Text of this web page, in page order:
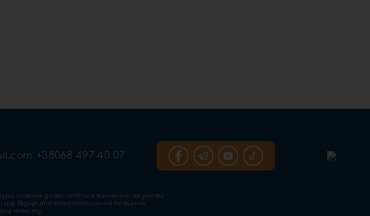
+38068 497 40 07
новин» дозволяється виключно за умови
Відкрите гіперпосилання повинне
тексту.